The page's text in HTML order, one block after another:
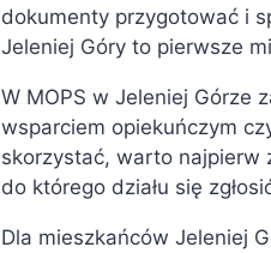
dokumenty przygotować i
Jeleniej Góry to pierwsze
W MOPS w Jeleniej Górze
wsparciem opiekuńczym
skorzystać, warto najpierw
do którego działu się
Dla mieszkańców Jeleniej